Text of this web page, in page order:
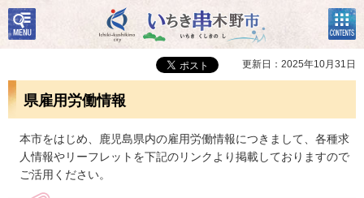
いちき串木野市
検
索・
共通
コン
テン
ツメ
ニュ
更新日：2025年10月31日
県雇用労働情報
本市をはじめ、鹿児島県内の雇用労働情報につきまして、各種求
人情報やリーフレットを下記のリンクより掲載しておりますので
ご活用ください。